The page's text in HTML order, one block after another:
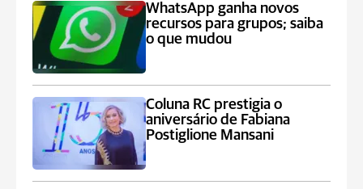
WhatsApp ganha novos
recursos para grupos; saiba
o que mudou
Coluna RC prestigia o
aniversário de Fabiana
Postiglione Mansani